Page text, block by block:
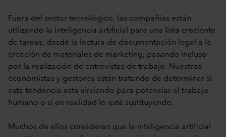
Fuera del sector tecnológico, las compañías están
utilizando la inteligencia artificial para una lista creciente
de tareas, desde la lectura de documentación legal a la
creación de materiales de marketing, pasando incluso
por la realización de entrevistas de trabajo. Nuestros
economistas y gestores están tratando de determinar si
esta tendencia está sirviendo para potenciar el trabajo
humano o si en realidad lo está sustituyendo.
Muchos de ellos consideran que la inteligencia artificial